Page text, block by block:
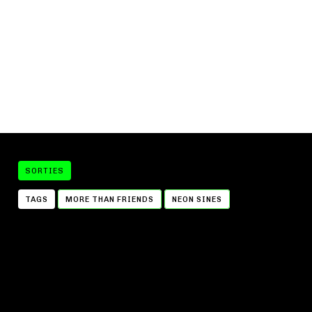
SORTIES
TAGS MORE THAN FRIENDS NEON SINES